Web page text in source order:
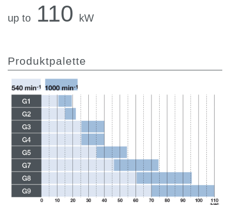
Lüfter Steuerungssystem Fan Drive
up to 110 kW
Produktpalette